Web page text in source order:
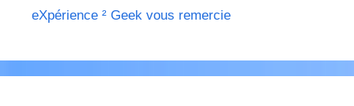
eXpérience ² Geek vous remercie